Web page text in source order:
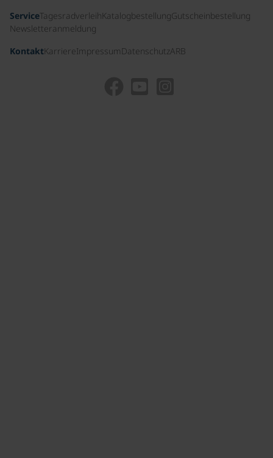
ServiceTagesradverleihKatalogbestellungGutscheinbestellung
Newsletteranmeldung
KontaktKarriereImpressum DatenschutzARB